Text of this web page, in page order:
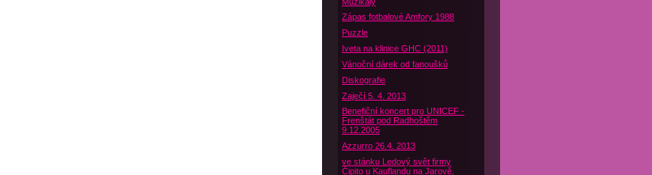
Zápas fotbalové Amfory 1988
Puzzle
Iveta na klinice GHC (2011)
Vánoční dárek od fanoušků
Diskografie
Zaječí 5. 4. 2013
Benefiční koncert pro UNICEF -
Frenštát pod Radhoštěm
9.12.2005
Azzurro 26.4. 2013
ve stánku Ledový svět firmy
Čipito u Kauflandu na Jarově,